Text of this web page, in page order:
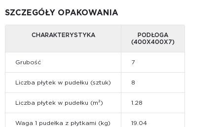
SZCZEGÓŁY OPAKOWANIA
CHARAKTERYSTYKA
PODŁOGA
(400X400X7)
Grubość 7
Liczba płytek w pudełku (sztuk) 8
Liczba płytek w pudełku (m²) 1.28
Waga 1 pudełka z płytkami (kg) 19.04